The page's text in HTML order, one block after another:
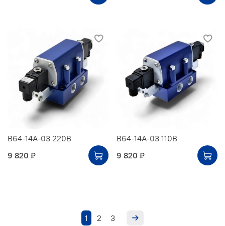
В64-14А-03 220В
9 820 ₽
В64-14А-03 110В
9 820 ₽
1 2 3